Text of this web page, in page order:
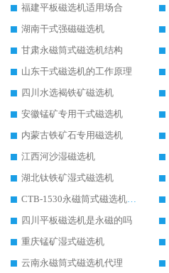
福建平板磁选机适用场合
湖南干式强磁磁选机
甘肃永磁筒式磁选机结构
山东干式磁选机的工作原理
四川水选褐铁矿磁选机
安徽锰矿专用干式磁选机
内蒙古铁矿石专用磁选机
江西河沙湿磁选机
湖北钛铁矿湿式磁选机
CTB-1530永磁筒式磁选机代理商
四川平板磁选机是永磁的吗
重庆锰矿湿式磁选机
云南永磁筒式磁选机代理